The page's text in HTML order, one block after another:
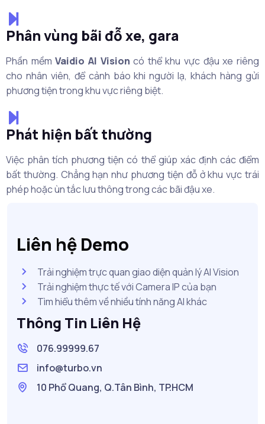
Phân vùng bãi đỗ xe, gara
Phần mềmVaidio AI Visioncó thể khu vực đậu xe riêng
cho nhân viên, để cảnh báo khi người lạ, khách hàng gửi
phương tiện trong khu vực riêng biệt.
Phát hiện bất thường
Việc phân tích phương tiện có thể giúp xác định các điểm
bất thường. Chẳng hạn như phương tiện đỗ ở khu vực trái
phép hoặc ùn tắc lưu thông trong các bãi đậu xe.
Liên hệ Demo
Trải nghiệm trực quan giao diện quản lý AI Vision
Trải nghiệm thực tế với Camera IP của bạn
Tìm hiểu thêm về nhiều tính năng AI khác
Thông Tin Liên Hệ
076.99999.67
info@turbo.vn
10 Phổ Quang, Q.Tân Bình, TP.HCM